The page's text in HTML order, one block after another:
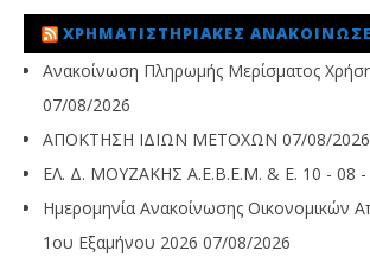
ΧΡΗΜΑΤΙΣΤΗΡΙΑΚΈΣ
Ανακοίνωση Πληρωμής Μερίσματος
07/08/2026
ΑΠΟΚΤΗΣΗ ΙΔΙΩΝ ΜΕΤΟΧΩΝ 07/08/2026
ΕΛ. Δ. ΜΟΥΖΑΚΗΣ Α.Ε.Β.Ε.Μ. & Ε. 10 - 08 -
Ημερομηνία Ανακοίνωσης Οικονομικών
1ου Εξαμήνου 2026 07/08/2026